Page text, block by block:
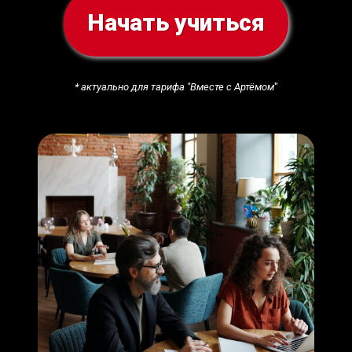
Начать учиться
* актуально для тарифа "Вместе с Артёмом"